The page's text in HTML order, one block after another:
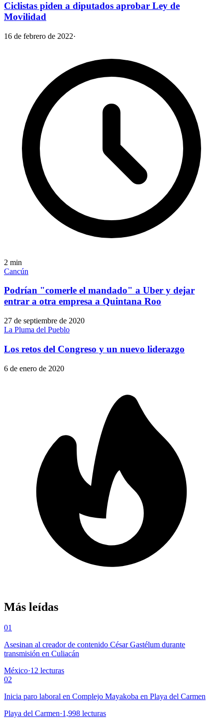
Ciclistas piden a diputados aprobar Ley de
Movilidad
16 de febrero de 2022·
2 min
Cancún
Podrían "comerle el mandado" a Uber y dejar
entrar a otra empresa a Quintana Roo
27 de septiembre de 2020
La Pluma del Pueblo
Los retos del Congreso y un nuevo liderazgo
6 de enero de 2020
Más leídas
01
Asesinan al creador de contenido César Gastélum durante
transmisión en Culiacán
México·12 lecturas
02
Inicia paro laboral en Complejo Mayakoba en Playa del Carmen
Playa del Carmen·1,998 lecturas